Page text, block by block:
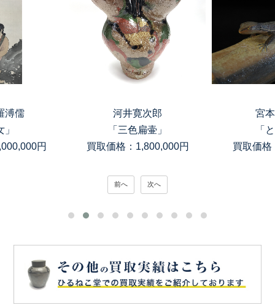
溥儒
円
河井寛次郎
「三色扁壷」
買取価格：1,800,000円
宮
「
買取価格
前へ 次へ